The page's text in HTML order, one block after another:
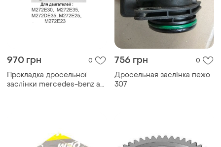
970 грн 0
Прокладка дросельної
заслінки mercedes-benz a
756 грн 0
Дросельная заслінка пежо
307